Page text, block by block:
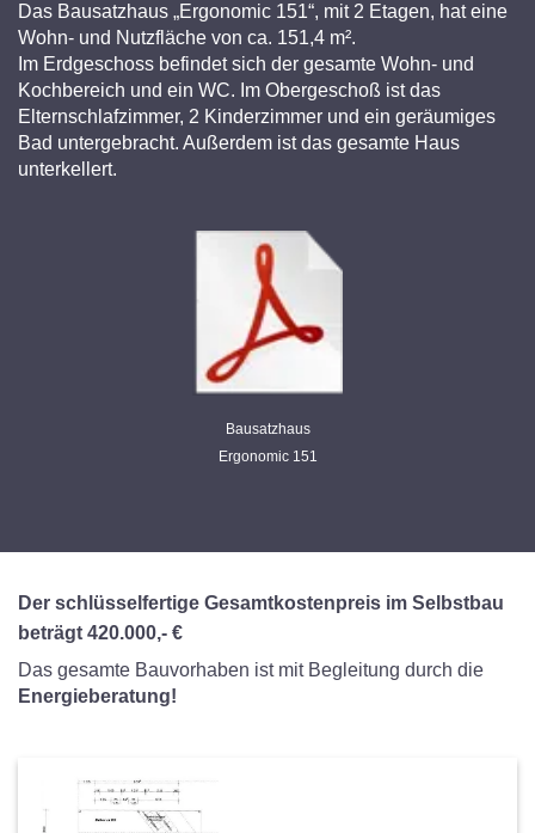
Das Bausatzhaus „Ergonomic 151“, mit 2 Etagen, hat eine
Wohn- und Nutzfläche von ca. 151,4 m².
Im Erdgeschoss befindet sich der gesamte Wohn- und
Kochbereich und ein WC. Im Obergeschoß ist das
Elternschlafzimmer, 2 Kinderzimmer und ein geräumiges
Bad untergebracht. Außerdem ist das gesamte Haus
unterkellert.
Bausatzhaus
Ergonomic 151
Der schlüsselfertige Gesamtkostenpreis im Selbstbau
beträgt 420.000,- €
Das gesamte Bauvorhaben ist mit Begleitung durch die
Energieberatung!